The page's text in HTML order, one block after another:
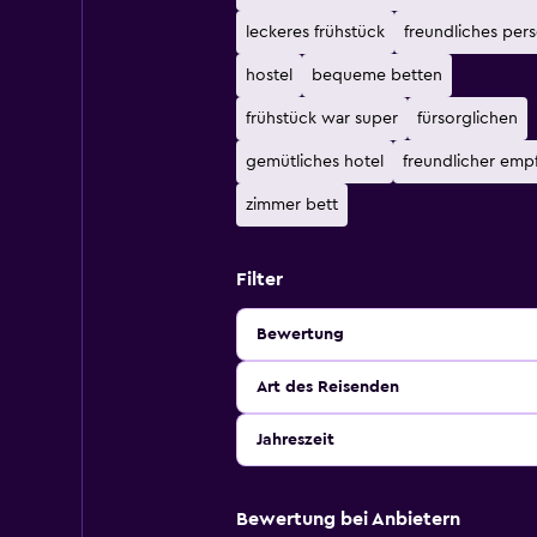
leckeres frühstück freundliches
hostel bequeme betten
frühstück war super fürsorglichen
gemütliches hotel freundlicher
zimmer bett
Filter
Bewertung
Art des Reisenden
Jahreszeit
Bewertung bei Anbietern